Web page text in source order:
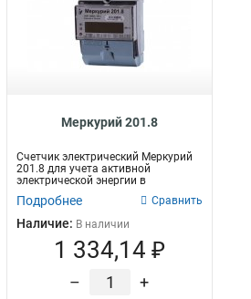
Меркурий 201.8
Счетчик электрический Меркурий
201.8 для учета активной
электрической энергии в
двухпроводных с...
Подробнее Сравнить
Наличие: В наличии
1 334,14 ₽
– +